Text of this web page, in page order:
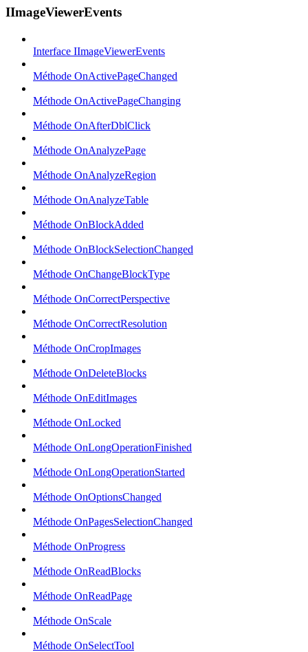
IImageViewerEvents
Interface IImageViewerEvents
Méthode OnActivePageChanged
Méthode OnActivePageChanging
Méthode OnAfterDblClick
Méthode OnAnalyzePage
Méthode OnAnalyzeRegion
Méthode OnAnalyzeTable
Méthode OnBlockAdded
Méthode OnBlockSelectionChanged
Méthode OnChangeBlockType
Méthode OnCorrectPerspective
Méthode OnCorrectResolution
Méthode OnCropImages
Méthode OnDeleteBlocks
Méthode OnEditImages
Méthode OnLocked
Méthode OnLongOperationFinished
Méthode OnLongOperationStarted
Méthode OnOptionsChanged
Méthode OnPagesSelectionChanged
Méthode OnProgress
Méthode OnReadBlocks
Méthode OnReadPage
Méthode OnScale
Méthode OnSelectTool